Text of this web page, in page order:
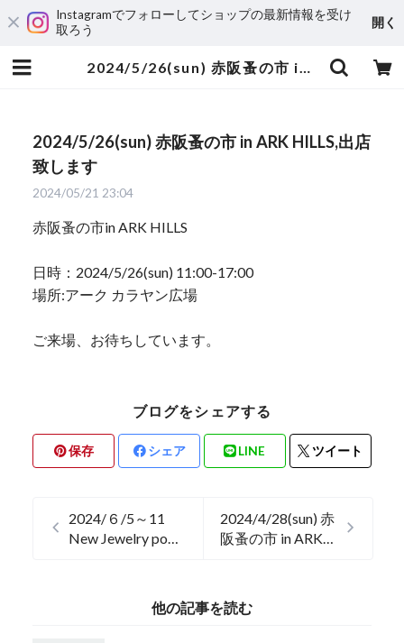
Instagramでフォローしてショップの最新情報を受け
取ろう
開く
2024/5/26(sun) 赤阪蚤の市 in ARK HILLS,出店致します | yumi sumiyama
2024/5/26(sun) 赤阪蚤の市 in ARK HILLS,出店
致します
2024/05/21 23:04
赤阪蚤の市in ARK HILLS
日時：2024/5/26(sun) 11:00-17:00
場所:アーク カラヤン広場
ご来場、お待ちしています。
ブログをシェアする
保存 シェア LINE ツイート
2024/６/5～11
New Jewelry pop
2024/4/28(sun) 赤
阪蚤の市 in ARK
他の記事を読む